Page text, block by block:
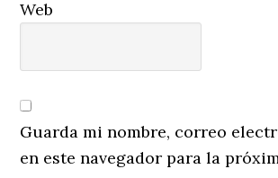
Web
Guarda mi nombre, correo
en este navegador para la